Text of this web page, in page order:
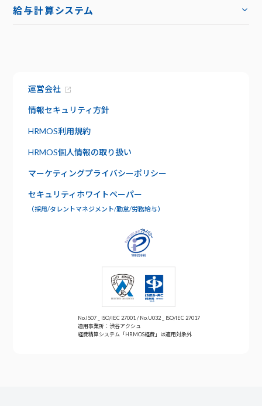
社内版ビズリーチ
導入事例
お役立ち資料
日報管理
ワークフロー
年末調整
特長
セキュリティ
サポート
よくあるご質問
給与計算システム
運営会社
情報セキュリティ方針
HRMOS利用規約
HRMOS個人情報の取り扱い
マーケティングプライバシーポリシー
セキュリティホワイトペーパー
（採用/タレントマネジメント/勤怠/労務給与）
No.I507 _ ISO/IEC 27001 / No.U032 _ ISO/IEC 27017
適用事業所：渋谷アクシュ
経費精算システム「HRMOS経費」は適用対象外